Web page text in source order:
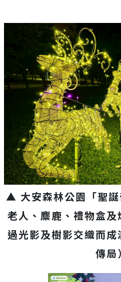
▲ 大安森林公園「聖
老人、麋鹿、禮物盒
過光影及樹影交織而
傳局）